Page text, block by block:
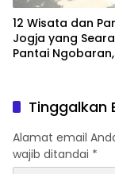
12 Wisata dan
Jogja yang
Pantai
Tinggalkan
Alamat email
wajib ditandai *